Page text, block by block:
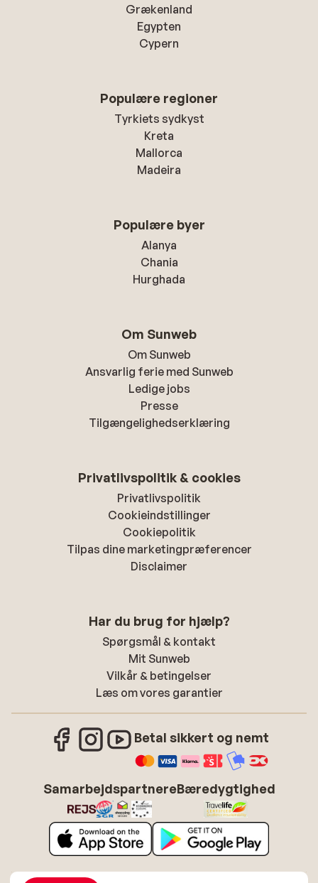
Grækenland
Egypten
Cypern
Populære regioner
Tyrkiets sydkyst
Kreta
Mallorca
Madeira
Populære byer
Alanya
Chania
Hurghada
Om Sunweb
Om Sunweb
Ansvarlig ferie med Sunweb
Ledige jobs
Presse
Tilgængelighedserklæring
Privatlivspolitik & cookies
Privatlivspolitik
Cookieindstillinger
Cookiepolitik
Tilpas dine marketingpræferencer
Disclaimer
Har du brug for hjælp?
Spørgsmål & kontakt
Mit Sunweb
Vilkår & betingelser
Læs om vores garantier
Betal sikkert og nemt
SamarbejdspartnereBæredygtighed